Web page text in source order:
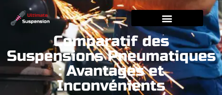
Comparatif des
Suspensions Pneumatiques
: Avantages et
Inconvénients